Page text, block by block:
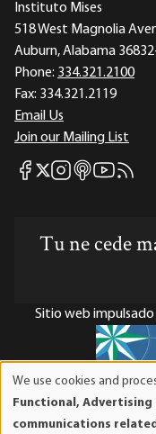
Instituto Mises
518 West Magnolia
Auburn, Alabama
Phone: 334.321.2100
Fax: 334.321.2119
Email Us
Join our Mailing List
Mises Facebook
Mises X
Mises Instagram
Mises itunes
MisesMises
Tu ne cede
Sitio web
El Instituto Mises es
exenta de
We use cookies and
Functional,
communications